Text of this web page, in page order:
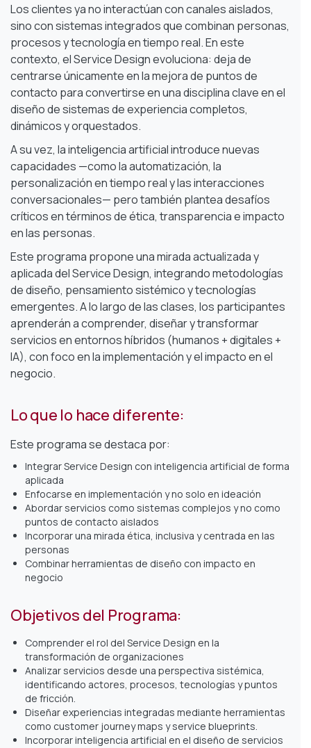
Los clientes ya no interactúan con canales aislados,
sino con sistemas integrados que combinan personas,
procesos y tecnología en tiempo real. En este
contexto, el Service Design evoluciona: deja de
centrarse únicamente en la mejora de puntos de
contacto para convertirse en una disciplina clave en el
diseño de sistemas de experiencia completos,
dinámicos y orquestados.
A su vez, la inteligencia artificial introduce nuevas
capacidades —como la automatización, la
personalización en tiempo real y las interacciones
conversacionales— pero también plantea desafíos
críticos en términos de ética, transparencia e impacto
en las personas.
Este programa propone una mirada actualizada y
aplicada del Service Design, integrando metodologías
de diseño, pensamiento sistémico y tecnologías
emergentes. A lo largo de las clases, los participantes
aprenderán a comprender, diseñar y transformar
servicios en entornos híbridos (humanos + digitales +
IA), con foco en la implementación y el impacto en el
negocio.
Lo que lo hace diferente:
Este programa se destaca por:
Integrar Service Design con inteligencia artificial de forma
aplicada
Enfocarse en implementación y no solo en ideación
Abordar servicios como sistemas complejos y no como
puntos de contacto aislados
Incorporar una mirada ética, inclusiva y centrada en las
personas
Combinar herramientas de diseño con impacto en
negocio
Objetivos del Programa:
Comprender el rol del Service Design en la
transformación de organizaciones
Analizar servicios desde una perspectiva sistémica,
identificando actores, procesos, tecnologías y puntos
de fricción.
Diseñar experiencias integradas mediante herramientas
como customer journey maps y service blueprints.
Incorporar inteligencia artificial en el diseño de servicios